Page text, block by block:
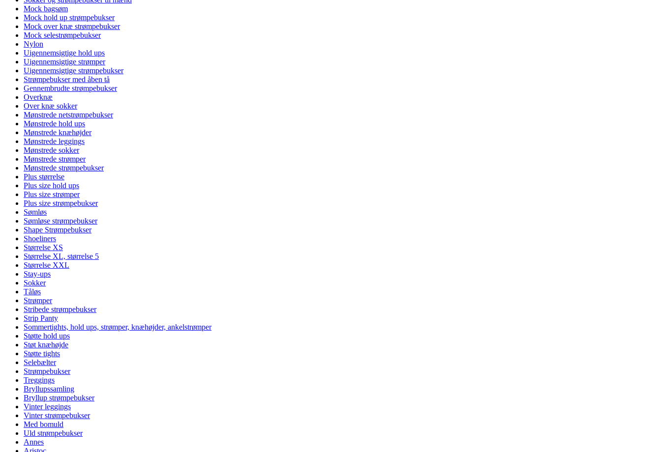
Mock bagsøm
Mock hold up strømpebukser
Mock over knæ strømpebukser
Mock selestrømpebukser
Nylon
Uigennemsigtige hold ups
Uigennemsigtige strømper
Uigennemsigtige strømpebukser
Strømpebukser med åben tå
Gennembrudte strømpebukser
Overknæ
Over knæ sokker
Mønstrede netstrømpebukser
Mønstrede hold ups
Mønstrede knæhøjder
Mønstrede leggings
Mønstrede sokker
Mønstrede strømper
Mønstrede strømpebukser
Plus størrelse
Plus size hold ups
Plus size strømper
Plus size strømpebukser
Sømløs
Sømløse strømpebukser
Shape Strømpebukser
Shoeliners
Størrelse XS
Størrelse XL, størrelse 5
Størrelse XXL
Stay-ups
Sokker
Tåløs
Strømper
Stribede strømpebukser
Strip Panty
Sommertights, hold ups, strømper, knæhøjder, ankelstrømper
Støtte hold ups
Støt knæhøjde
Støtte tights
Selebælter
Strømpebukser
Treggings
Bryllupssamling
Bryllup strømpebukser
Vinter leggings
Vinter strømpebukser
Med bomuld
Uld strømpebukser
Annes